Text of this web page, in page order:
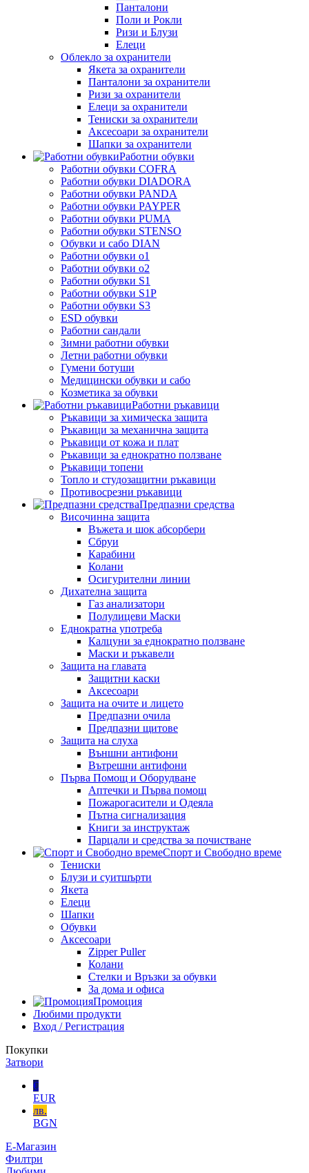
Панталони
Поли и Рокли
Ризи и Блузи
Елеци
Облекло за охранители
Якета за охранители
Панталони за охранители
Ризи за охранители
Елеци за охранители
Тениски за охранители
Аксесоари за охранители
Шапки за охранители
Работни обувки
Работни обувки COFRA
Работни обувки DIADORA
Работни обувки PANDA
Работни обувки PAYPER
Работни обувки PUMA
Работни обувки STENSO
Обувки и сабо DIAN
Работни обувки o1
Работни обувки o2
Работни обувки S1
Работни обувки S1P
Работни обувки S3
ESD обувки
Работни сандали
Зимни работни обувки
Летни работни обувки
Гумени ботуши
Медицински обувки и сабо
Козметика за обувки
Работни ръкавици
Ръкавици за химическа защита
Ръкавици за механична защита
Ръкавици от кожа и плат
Ръкавици за еднократно ползване
Ръкавици топени
Топло и студозащитни ръкавици
Противосрезни ръкавици
Предпазни средства
Височинна защита
Въжета и шок абсорбери
Сбруи
Карабини
Колани
Осигурителни линии
Дихателна защита
Газ анализатори
Полулицеви Маски
Еднократна употреба
Калцуни за еднократно ползване
Маски и ръкавели
Защита на главата
Защитни каски
Аксесоари
Защита на очите и лицето
Предпазни очила
Предпазни щитове
Защита на слуха
Външни антифони
Вътрешни антифони
Първа Помощ и Оборудване
Аптечки и Първа помощ
Пожарогасители и Одеяла
Пътна сигнализация
Книги за инструктаж
Парцали и средства за почистване
Спорт и Свободно време
Тениски
Блузи и суитшърти
Якета
Елеци
Шапки
Обувки
Аксесоари
Zipper Puller
Колани
Стелки и Връзки за обувки
За дома и офиса
Промоция
Любими продукти
Вход / Регистрация
Покупки
Затвори
€
EUR
лв.
BGN
Е-Магазин
Филтри